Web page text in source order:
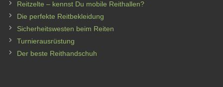
Reitzelte – kennst Du mobile Reithallen?
Die perfekte Reitbekleidung
Sicherheitswesten beim Reiten
Turnierausrüstung
Der beste Reithandschuh